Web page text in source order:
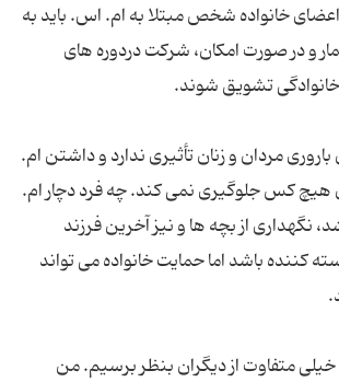
خانواده شخص مبتلا به ام. اس. باید به
و در صورت امکان، شرکت دردوره های
مردان و زنان تأثیری ندارد و داشتن ام.
هیچ کس جلوگیری نمی کند. چه فرد دچار ام.
نگهداری از بچه ها و نیز آخرین فرزند
کننده باشد اما حمایت خانواده می تواند
متفاوت از دیگران بنظر برسیم. من